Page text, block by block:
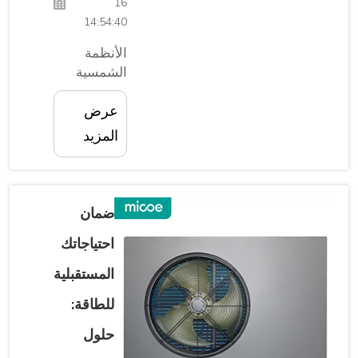
تحقيق
们可以...
14:54:40
الأنظمة
الشمسية
الذكية
الصغيرة:
حتى أكتوبر
2023، أو من
الأنواع من
الأنظمة
مساعدتك
في توفير
المال على
فواتير
وتُستخدم في
عرض
المزيد
ضمان
احتياجاتك
المستقبلية
للطاقة:
حلول